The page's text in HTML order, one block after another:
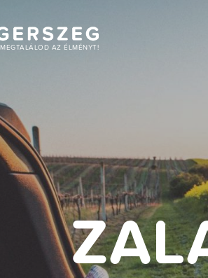
MEGTALÁLOD AZ ÉLMÉNYT!